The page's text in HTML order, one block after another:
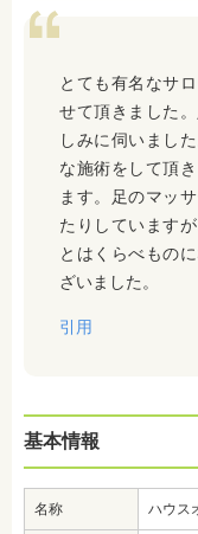
とても有名なサ
せて頂きました
しみに伺いまし
な施術をして頂
ます。足のマッ
たりしています
とはくらべもの
ざいました。
引用
基本情報
名称 ハウス